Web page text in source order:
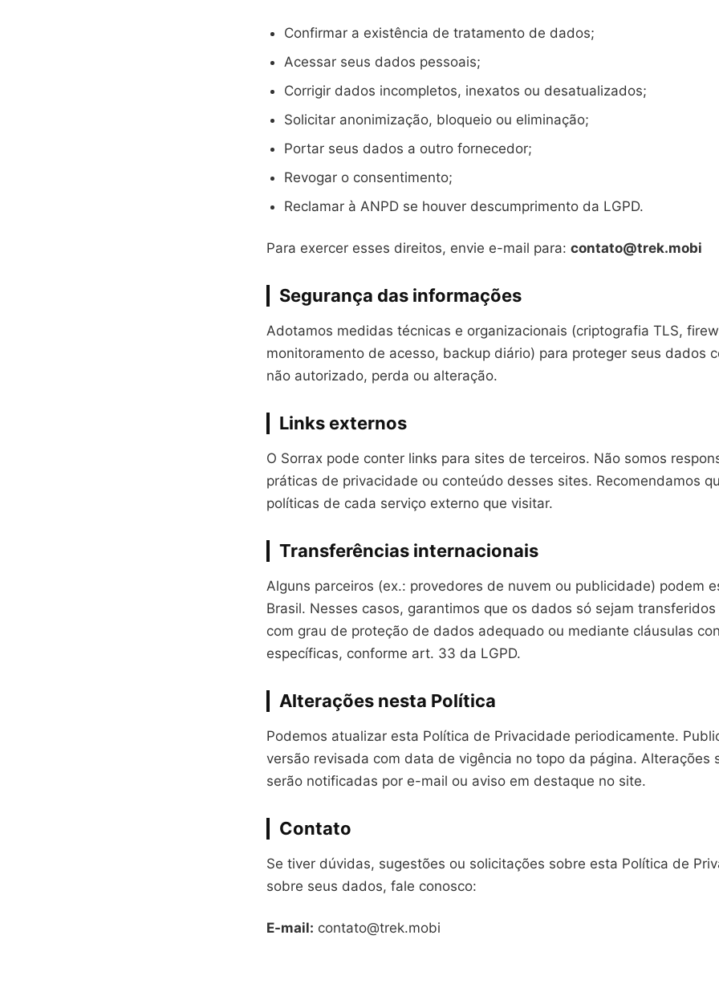
Confirmar a existência de tratamento de dados;
Acessar seus dados pessoais;
Corrigir dados incompletos, inexatos ou desatualizados;
Solicitar anonimização, bloqueio ou eliminação;
Portar seus dados a outro fornecedor;
Revogar o consentimento;
Reclamar à ANPD se houver descumprimento da LGPD.
Para exercer esses direitos, envie e-mail para: contato@trek.mobi
Segurança das informações
Adotamos medidas técnicas e organizacionais (criptografia TLS,
monitoramento de acesso, backup diário) para proteger seus dados
não autorizado, perda ou alteração.
Links externos
O Sorrax pode conter links para sites de terceiros. Não somos
práticas de privacidade ou conteúdo desses sites. Recomendamos
políticas de cada serviço externo que visitar.
Transferências internacionais
Alguns parceiros (ex.: provedores de nuvem ou publicidade) podem
Brasil. Nesses casos, garantimos que os dados só sejam
com grau de proteção de dados adequado ou mediante cláusulas
específicas, conforme art. 33 da LGPD.
Alterações nesta Política
Podemos atualizar esta Política de Privacidade periodicamente.
versão revisada com data de vigência no topo da página. Alterações
serão notificadas por e-mail ou aviso em destaque no site.
Contato
Se tiver dúvidas, sugestões ou solicitações sobre esta Política de
sobre seus dados, fale conosco:
E-mail: contato@trek.mobi